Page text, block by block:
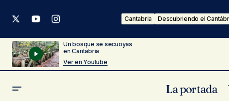
Cantabria Descubriendo el
Un bosque se secuoyas
en Cantabria
Ver en Youtube
La portada